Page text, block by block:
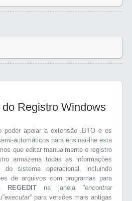
Registro Windows
poder apoiar a extensão .BTO e os
automáticos para ensinar-lhe esta
que editar manualmente o registro
armazena todas as informações
do sistema operacional, incluindo
de arquivos com programas para
REGEDITna janela "encontrar
"executar”para versões mais antigas